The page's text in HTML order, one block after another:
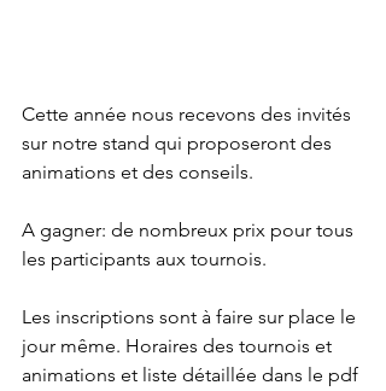
Cette année nous recevons des invités
sur notre stand qui proposeront des
animations et des conseils.
A gagner: de nombreux prix pour tous
les participants aux tournois.
Les inscriptions sont à faire sur place le
jour même. Horaires des tournois et
animations et liste détaillée dans le pdf